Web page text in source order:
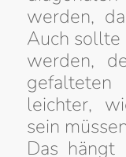
werden,
Auch
werden,
leichter,
sein
Das hängt